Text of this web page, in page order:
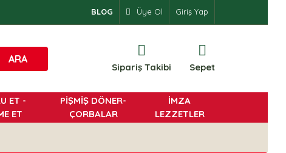
BLOG Üye Ol Giriş Yap
ARA
Sipariş Takibi Sepet
ET -
ET
PİŞMİŞ DÖNER-
ÇORBALAR
İMZA
LEZZETLER